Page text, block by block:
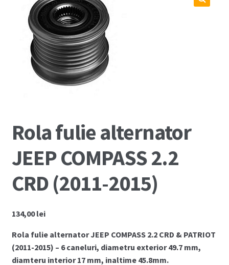
Coș
Cum comand ?
Despre Noi
Marci Comercializate
Politica COOKIE
Politica de confidentialitate
Serviciile Noastre
Termeni si conditii
Rola fulie alternator
JEEP COMPASS 2.2
CRD (2011-2015)
134,00lei
Rola fulie alternator JEEP COMPASS 2.2 CRD & PATRIOT
(2011-2015) – 6 caneluri, diametru exterior 49.7 mm,
diamteru interior 17 mm, inaltime 45.8mm.